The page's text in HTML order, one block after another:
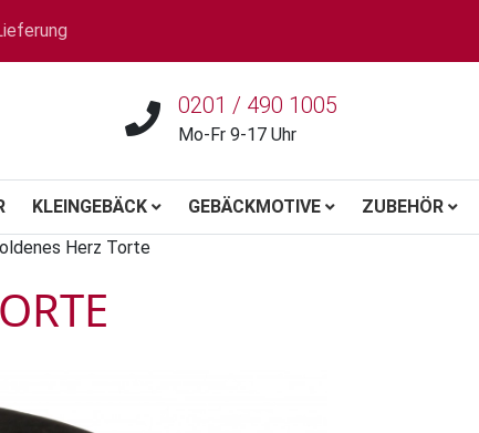
0201 / 490 1005
Mo-Fr 9-17 Uhr
KLEINGEBÄCK GEBÄCKMOTIVE
ZUBEHÖR
Herz Torte